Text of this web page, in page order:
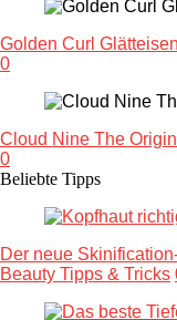
Golden Curl
0
Cloud Nine The
0
Beliebte Tipps
Der neue
Beauty Tipps & Tricks